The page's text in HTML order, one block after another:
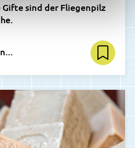
sind der Fliegenpilz